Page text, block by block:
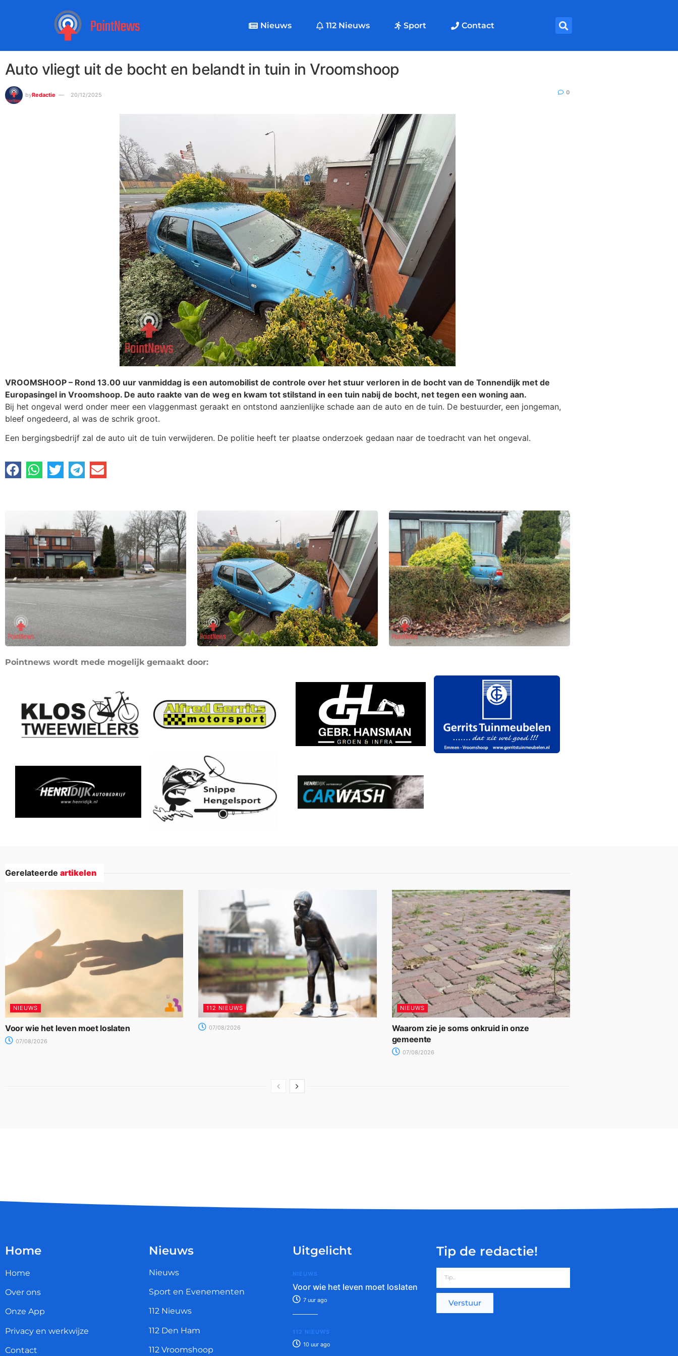
Nieuws 112 Nieuws Sport Contact
Auto vliegt uit de bocht en belandt in tuin in Vroomshoop
byRedactie 20/12/2025 0
VROOMSHOOP – Rond 13.00 uur vanmiddag is een automobilist de controle over het stuur verloren in de bocht van de Tonnendijk met de
Europasingel in Vroomshoop. De auto raakte van de weg en kwam tot stilstand in een tuin nabij de bocht, net tegen een woning aan.
Bij het ongeval werd onder meer een vlaggenmast geraakt en ontstond aanzienlijke schade aan de auto en de tuin. De bestuurder, een jongeman,
bleef ongedeerd, al was de schrik groot.
Een bergingsbedrijf zal de auto uit de tuin verwijderen. De politie heeft ter plaatse onderzoek gedaan naar de toedracht van het ongeval.
Pointnews wordt mede mogelijk gemaakt door:
Gerelateerde artikelen
NIEUWS
Voor wie het leven moet loslaten
07/08/2026
112 NIEUWS
07/08/2026
NIEUWS
Waarom zie je soms onkruid in onze
gemeente
07/08/2026
Home
Home
Over ons
Onze App
Privacy en werkwijze
Contact
Nieuws
Nieuws
Sport en Evenementen
112 Nieuws
112 Den Ham
112 Vroomshoop
Uitgelicht
NIEUWS
Voor wie het leven moet loslaten
7 uur ago
112 NIEUWS
10 uur ago
Tip de redactie!
Verstuur